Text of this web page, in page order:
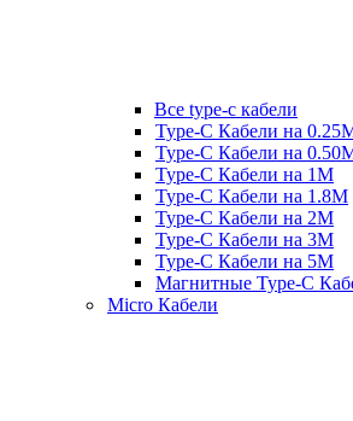
Все type-c кабели
Type-C Кабели на
Type-C Кабели на
Type-C Кабели на 1М
Type-C Кабели на 1.8М
Type-C Кабели на 2М
Type-C Кабели на 3М
Type-C Кабели на 5М
Магнитные Type-C
Micro Кабели